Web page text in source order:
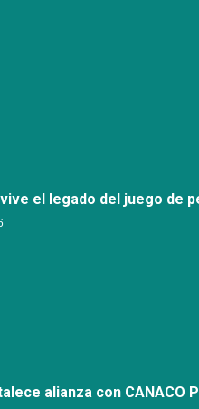
el legado del juego de
alianza con CANACO